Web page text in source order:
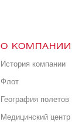
О КОМПАНИИ
История компании
Флот
География полетов
Медицинский центр